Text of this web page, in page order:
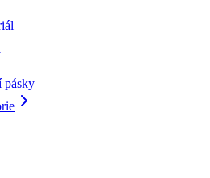
pásky